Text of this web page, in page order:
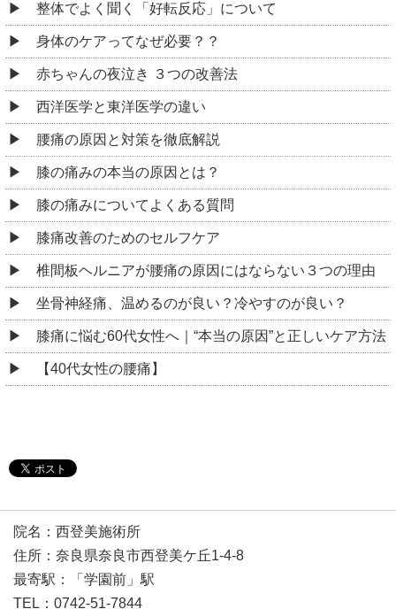
整体でよく聞く「好転反応」について
身体のケアってなぜ必要？？
赤ちゃんの夜泣き ３つの改善法
西洋医学と東洋医学の違い
腰痛の原因と対策を徹底解説
膝の痛みの本当の原因とは？
膝の痛みについてよくある質問
膝痛改善のためのセルフケア
椎間板ヘルニアが腰痛の原因にはならない３つの理由
坐骨神経痛、温めるのが良い？冷やすのが良い？
膝痛に悩む60代女性へ｜“本当の原因”と正しいケア方法
【40代女性の腰痛】
院名：西登美施術所
住所：奈良県奈良市西登美ケ丘1-4-8
最寄駅：「学園前」駅
TEL：0742-51-7844